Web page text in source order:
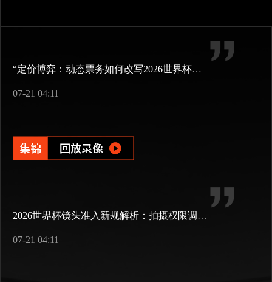
“定价博弈：动态票务如何改写2026世界杯财富格局”
07-21 04:11
2026世界杯镜头准入新规解析：拍摄权限调整与现场执行要点
07-21 04:11